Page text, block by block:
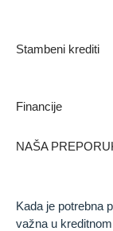
Stambeni krediti
Financije
NAŠA
Kada je potrebna
važna u